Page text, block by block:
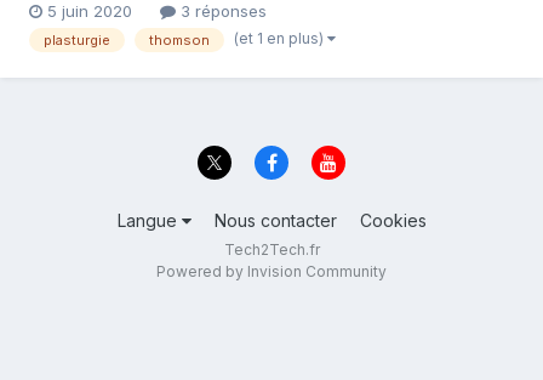
de journée RenOo
5 juin 2020 3 réponses
plasturgie thomson (et 1 en plus)
Langue Nous contacter Cookies
Tech2Tech.fr
Powered by Invision Community